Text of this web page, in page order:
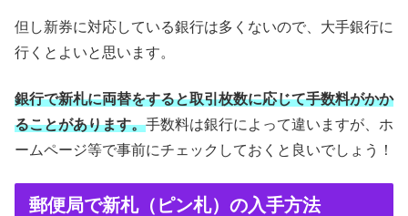
但し新券に対応している銀行は多くないので、大手銀行に
行くとよいと思います。
銀行で新札に両替をすると取引枚数に応じて手数料がかか
ることがあります。手数料は銀行によって違いますが、ホ
ームページ等で事前にチェックしておくと良いでしょう！
郵便局で新札（ピン札）の入手方法